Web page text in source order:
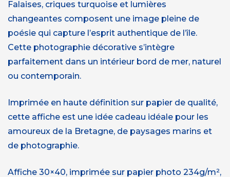
Falaises, criques turquoise et lumières
changeantes composent une image pleine de
poésie qui capture l’esprit authentique de l’île.
Cette photographie décorative s’intègre
parfaitement dans un intérieur bord de mer, naturel
ou contemporain.
Imprimée en haute définition sur papier de qualité,
cette affiche est une idée cadeau idéale pour les
amoureux de la Bretagne, de paysages marins et
de photographie.
Affiche 30×40, imprimée sur papier photo 234g/m²,